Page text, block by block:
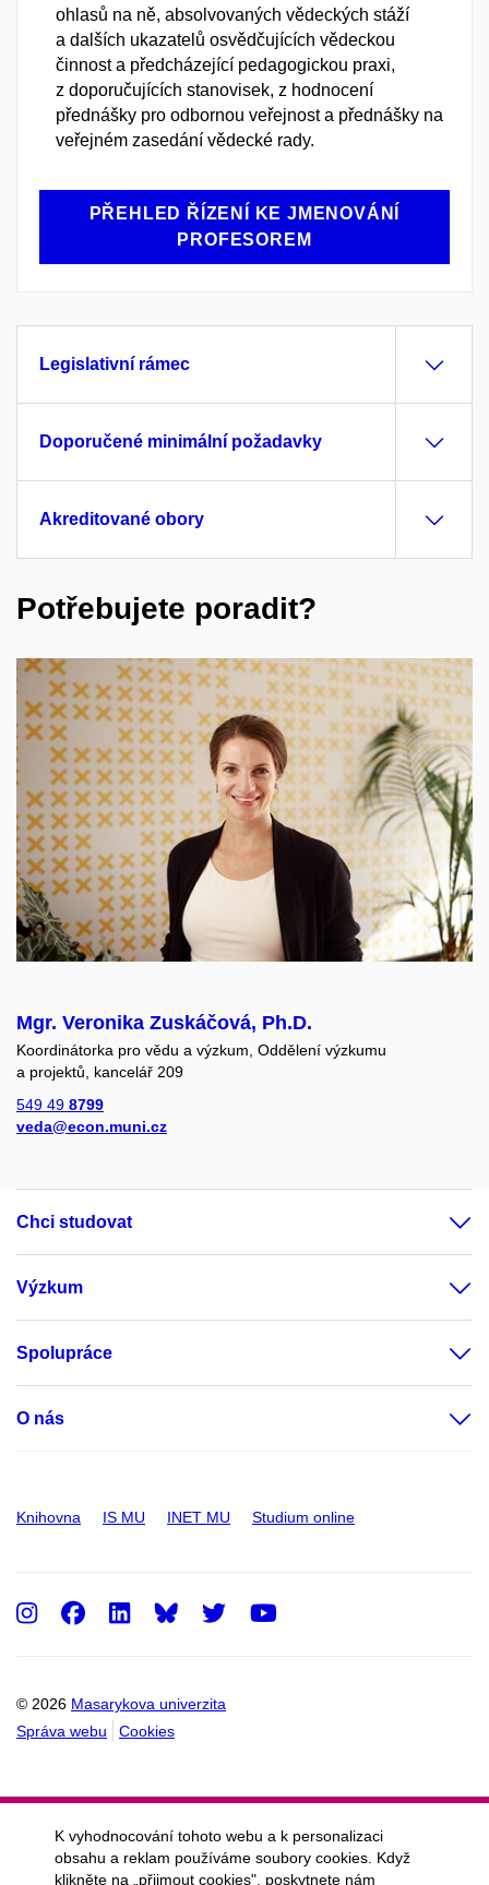
ohlasů na ně, absolvovaných vědeckých stáží
a dalších ukazatelů osvědčujících vědeckou
činnost a předcházející pedagogickou praxi,
z doporučujících stanovisek, z hodnocení
přednášky pro odbornou veřejnost a přednášky na
veřejném zasedání vědecké rady.
PŘEHLED ŘÍZENÍ KE JMENOVÁNÍ
PROFESOREM
Legislativní rámec
Doporučené minimální požadavky
Akreditované obory
Potřebujete poradit?
Mgr. Veronika Zuskáčová, Ph.D.
Koordinátorka pro vědu a výzkum, Oddělení výzkumu
a projektů, kancelář 209
549 49 8799
veda@econ.muni.cz
Chci studovat
Výzkum
Spolupráce
O nás
Knihovna IS MU INET MU Studium online
© 2026 Masarykova univerzita
Správa webu
Cookies
Instagram
Facebook
LinkedInTwitter
K vyhodnocování tohoto webu a k personalizaci
obsahu a reklam používáme soubory cookies. Když
klikněte na „přijmout cookies", poskytnete nám